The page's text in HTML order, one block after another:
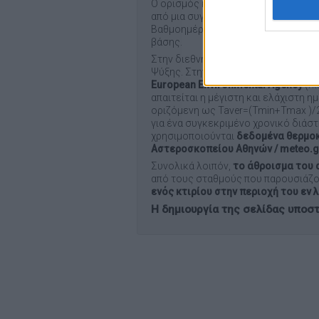
Ο ορισμός και o τρόπος
από μια συγκεκριμένη τιμή δεν
Βαθμοημέρα υποδηλώνει ότι η
βάσης.
Στην διεθνή επιστημονική
Ψύξης. Στην παρούσα εφαρμογή
European Environmental Agency(
απαιτείται η μέγιστη και
οριζόμενη ως Taver=(Tmin+Tmax
για ένα συγκεκριμένο χρονικό
χρησιμοποιούνται δεδομένα
Αστεροσκοπείου Αθηνών /
Συνολικά λοιπόν, το άθροισμα του
από τους σταθμούς που
ενός κτιρίου στην περιοχή του
Η δημιουργία της σελίδας